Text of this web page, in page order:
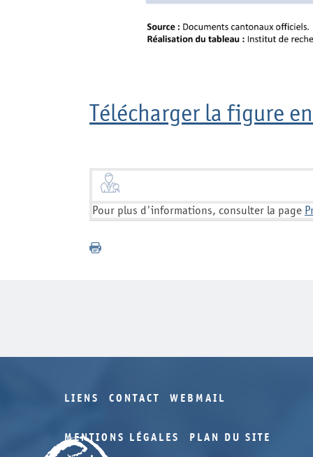
Télécharger la figure
Pour plus d'informations, consulter la page
LIENS CONTACT WEBMAIL
MENTIONS LÉGALES PLAN DU SITE